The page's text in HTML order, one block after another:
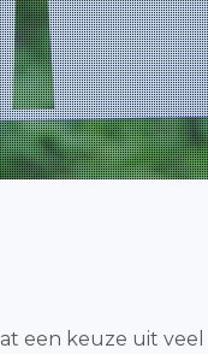
een keuze uit veel